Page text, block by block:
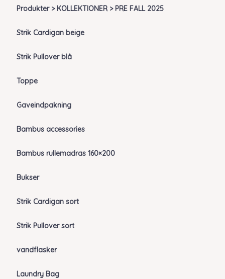
Produkter > KOLLEKTIONER > PRE FALL 2025
Strik Cardigan beige
Strik Pullover blå
Toppe
Gaveindpakning
Bambus accessories
Bambus rullemadras 160×200
Bukser
Strik Cardigan sort
Strik Pullover sort
vandflasker
Laundry Bag